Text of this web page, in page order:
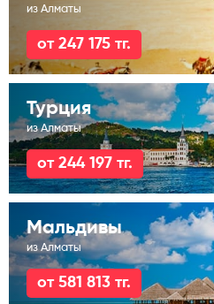
из Алматы
от 247 175 тг.
Турция
из Алматы
от 244 197 тг.
Мальдивы
из Алматы
от 581 813 тг.